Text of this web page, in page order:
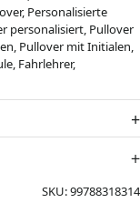
Personalisierte
personalisiert, Pullover
Pullover mit Initialen,
Fahrlehrer,
SKU:99788318314